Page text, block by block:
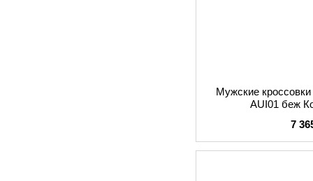
Мужские
AUI01 беж
7